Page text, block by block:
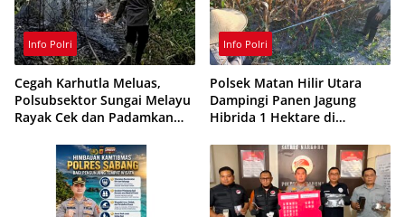
Info Polri
Cegah Karhutla Meluas,
Polsubsektor Sungai Melayu
Rayak Cek dan Padamkan
Info Polri
Polsek Matan Hilir Utara
Dampingi Panen Jagung
Hibrida 1 Hektare di